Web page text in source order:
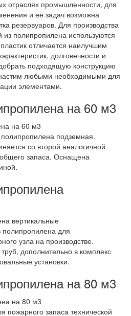
отраслях промышленности, для
и её задач возможна
резервуаров. Для производства
из полипропилена используются
отличается наилучшим
долговечности и
подходящую конструкцию
любыми необходимыми для
элементами.
на 60 м3
подземная.
со второй аналогичной
запаса. Оснащена
полипропилена для
узла на производстве.
дополнительно в комплекс
установки.
на 80 м3
пожарного запаса технической